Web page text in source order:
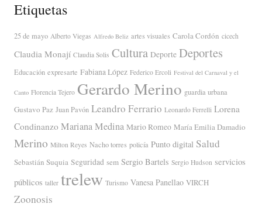
Etiquetas
25 de mayo Alberto Viegas Alfredo Beliz artes visuales Carola Cordón cicech
Claudia Monají Claudia Solis Cultura Deporte Deportes
Educación expresarte Fabiana López Federico Ercoli Festival del Carnaval y el
Canto Florencia Tejero Gerardo Merino guardia urbana
Gustavo Paz Juan Pavón Leandro Ferrario Leonardo Ferrelli Lorena
Condinanzo Mariana Medina Mario Romeo María Emilia Damadio
Merino Milton Reyes Nacho torres policía Punto digital Salud
Sebastián Suquia Seguridad sem Sergio Bartels Sergio Hudson servicios
públicos taller trelew Turismo Vanesa Panellao VIRCH
Zoonosis